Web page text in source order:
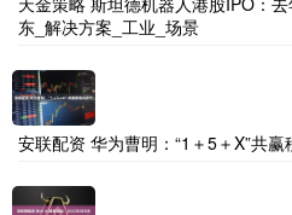
东_解决方案_工业_场景
安联配资 华为曹明：“1＋5＋X”共赢